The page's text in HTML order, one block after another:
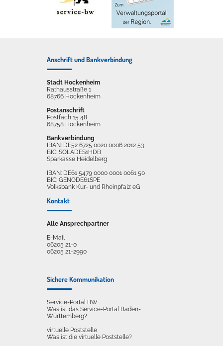
Anschrift und Bankverbindung
Stadt Hockenheim
Rathausstraße 1
68766 Hockenheim
Postanschrift
Postfach 15 48
68758 Hockenheim
Bankverbindung
IBAN: DE52 6725 0020 0006 2012 53
BIC: SOLADES1HDB
Sparkasse Heidelberg
IBAN: DE61 5479 0000 0001 0061 50
BIC: GENODE61SPE
Volksbank Kur- und Rheinpfalz eG
Kontakt
Alle Ansprechpartner
E-Mail
06205 21-0
06205 21-2990
Sichere Kommunikation
Service-Portal BW
Was ist das Service-Portal Baden-
Württemberg?
virtuelle Poststelle
Was ist die virtuelle Poststelle?